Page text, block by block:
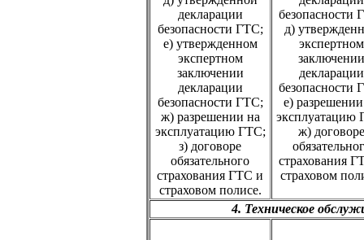
декларации
безопасности ГТС;
е) утвержденном
экспертном
заключении
декларации
безопасности ГТС;
ж) разрешении на
эксплуатацию ГТС;
з) договоре
обязательного
страхования ГТС и
страховом полисе.
безопасности
д)
экспертном
заключении
декларации
безопасности
е)
эксплуатацию
ж) договоре
страхования
страховом
4. Техническое